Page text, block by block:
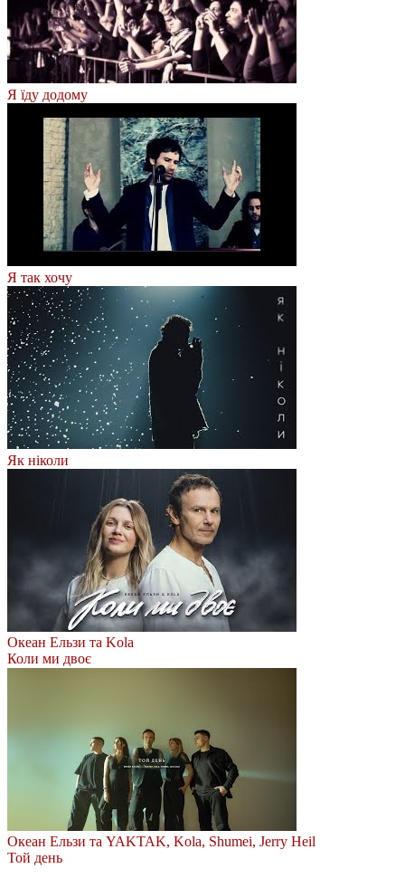
Я їду додому
Я так хочу
Як ніколи
Океан Ельзи та Kola
Коли ми двоє
Океан Ельзи та YAKTAK, Kola, Shumei, Jerry Heil
Той день